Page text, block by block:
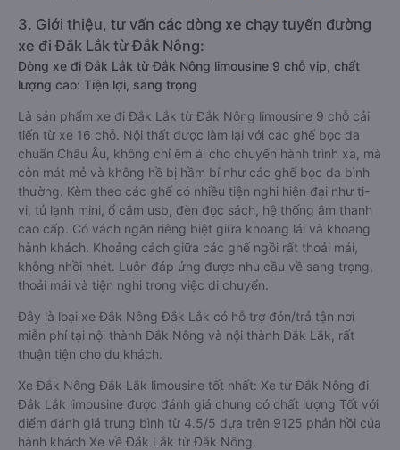
3. Giới thiệu, tư vấn các dòng xe chạy tuyến đường
xe đi Đắk Lắk từ Đắk Nông:
Dòng xe đi Đắk Lắk từ Đắk Nông limousine 9 chỗ vip, chất
lượng cao: Tiện lợi, sang trọng
Là sản phẩm xe đi Đắk Lắk từ Đắk Nông limousine 9 chỗ cải
tiến từ xe 16 chỗ. Nội thất được làm lại với các ghế bọc da
chuẩn Châu Âu, không chỉ êm ái cho chuyến hành trình xa, mà
còn mát mẻ và không hề bị hầm bí như các ghế bọc da bình
thường. Kèm theo các ghế có nhiều tiện nghi hiện đại như ti-
vi, tủ lạnh mini, ổ cắm usb, đèn đọc sách, hệ thống âm thanh
cao cấp. Có vách ngăn riêng biệt giữa khoang lái và khoang
hành khách. Khoảng cách giữa các ghế ngồi rất thoải mái,
không nhồi nhét. Luôn đáp ứng được nhu cầu về sang trọng,
thoải mái và tiện nghi trong việc di chuyển.
Đây là loại xe Đắk Nông Đắk Lắk có hỗ trợ đón/trả tận nơi
miễn phí tại nội thành Đắk Nông và nội thành Đắk Lắk, rất
thuận tiện cho du khách.
Xe Đắk Nông Đắk Lắk limousine tốt nhất: Xe từ Đắk Nông đi
Đắk Lắk limousine được đánh giá chung có chất lượng Tốt với
điểm đánh giá trung bình từ 4.5/5 dựa trên 9125 phản hồi của
hành khách Xe về Đắk Lắk từ Đắk Nông.